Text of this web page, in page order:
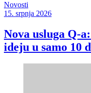
Novosti
15. srpnja 2026
Nova usluga Q-
ideju u samo 10